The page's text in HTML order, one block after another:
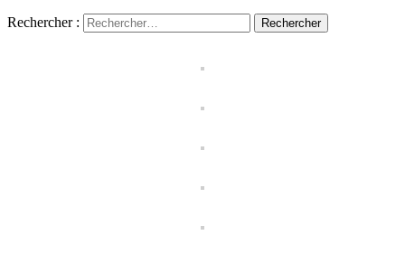
Rechercher :